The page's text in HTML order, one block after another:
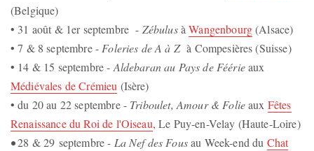
(Belgique)
• 31 août & 1er septembre - ZébulusàWangenbourg(Alsace)
• 7 & 8 septembre - Foleries de A à Zà Compesières (Suisse)
• 14 & 15 septembre - Aldebaran au Pays de Féérieaux
Médiévales de Crémieu (Isère)
• du 20 au 22 septembre - Triboulet, Amour & Folieaux Fêtes
Renaissance du Roi de l'Oiseau, Le Puy-en-Velay (Haute-Loire)
•28 & 29 septembre - La Nef des Fousau Week-end du Chat